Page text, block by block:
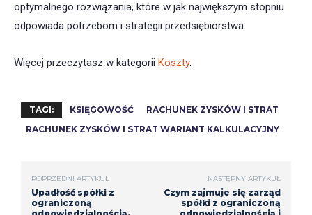
optymalnego rozwiązania, które w jak największym stopniu
odpowiada potrzebom i strategii przedsiębiorstwa.
Więcej przeczytasz w kategorii Koszty.
TAGI: KSIĘGOWOŚĆ
RACHUNEK ZYSKÓW I STRAT
RACHUNEK ZYSKÓW I STRAT WARIANT KALKULACYJNY
POPRZEDNI ARTYKUŁ
Upadłość spółki z
ograniczoną
NASTĘPNY ARTYKUŁ
Czym zajmuje się zarząd
spółki z ograniczoną